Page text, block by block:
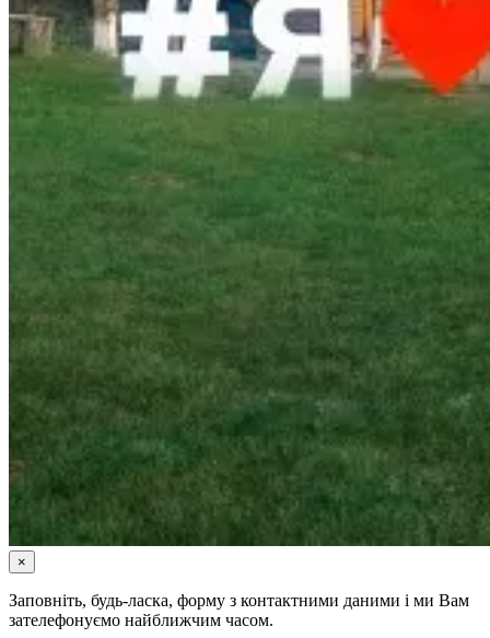
×
Заповніть, будь-ласка, форму з контактними даними і ми Вам
зателефонуємо найближчим часом.